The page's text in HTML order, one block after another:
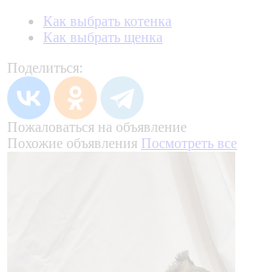
Как выбрать котенка
Как выбрать щенка
Поделиться:
Пожаловаться на объявление
Похожие объявления Посмотреть все